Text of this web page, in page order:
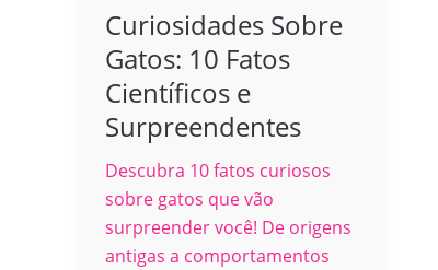
Curiosidades Sobre
Gatos: 10 Fatos
Científicos e
Surpreendentes
Descubra 10 fatos curiosos
sobre gatos que vão
surpreender você! De origens
antigas a comportamentos